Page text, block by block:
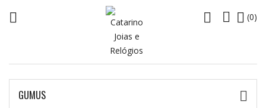
  (0)


GUMUS 